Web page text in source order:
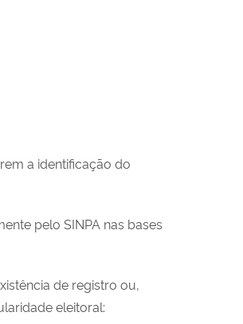
a identificação do
pelo SINPA nas bases
de registro ou,
eleitoral: